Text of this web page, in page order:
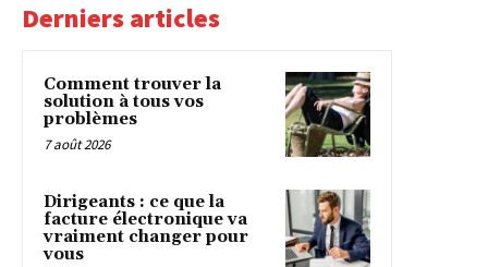
Derniers articles
Comment trouver la
solution à tous vos
problèmes
7 août 2026
Dirigeants : ce que la
facture électronique va
vraiment changer pour
vous